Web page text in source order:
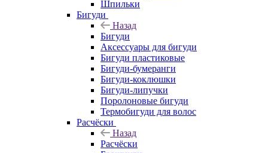
Шпильки
Бигуди
Назад
Бигуди
Аксессуары для бигуди
Бигуди пластиковые
Бигуди-бумеранги
Бигуди-коклюшки
Бигуди-липучки
Поролоновые бигуди
Термобигуди для волос
Расчёски
Назад
Расчёски